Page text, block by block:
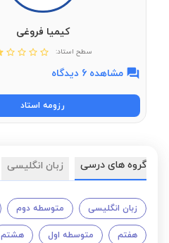
کیمیا فروغی
سطح استاد:
مشاهده 6 دیدگاه
رزومه استاد
گروه های درسی زبان انگلیسی
زبان انگلیسی متوسطه دوم
هفتم متوسطه اول هشتم